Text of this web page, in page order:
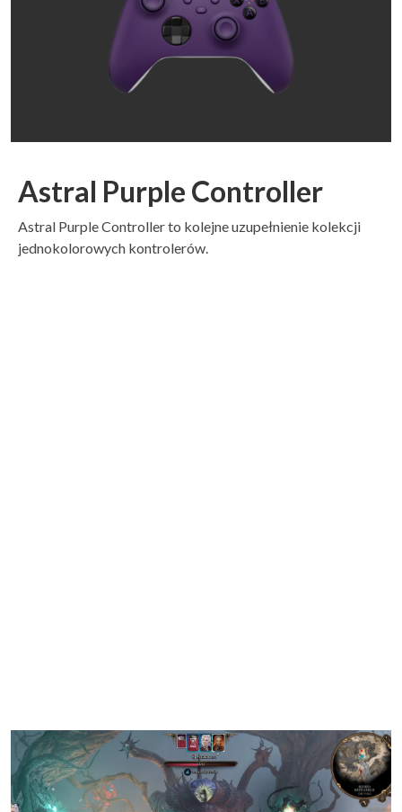
Astral Purple Controller
Astral Purple Controller to kolejne uzupełnienie kolekcji
jednokolorowych kontrolerów.